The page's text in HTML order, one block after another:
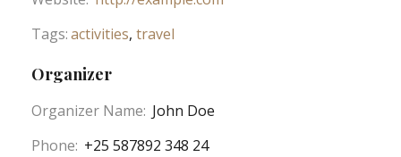
Tags:activities, travel
Organizer
Organizer Name: John Doe
Phone: +25 587892 348 24